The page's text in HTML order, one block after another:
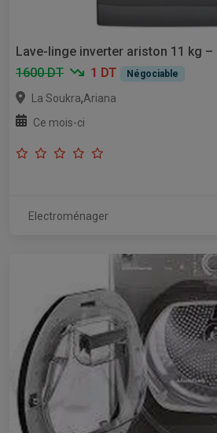
Lave-linge inverter ariston 11 kg –
1600 DT
1 DT Négociable
La Soukra,Ariana
Ce mois-ci
Electroménager